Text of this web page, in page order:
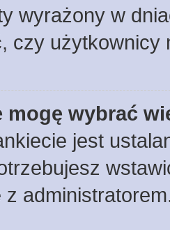
wyrażony w
czy użytkownicy
mogę wybrać
jest
z